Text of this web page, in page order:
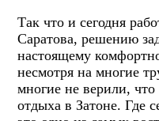
Так что и сегодня
Саратова, решению
настоящему
несмотря на многие
многие не верили, что
отдыха в Затоне. Где